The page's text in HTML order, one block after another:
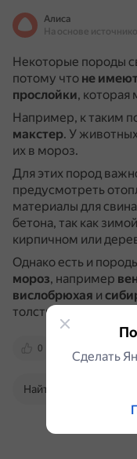
Алиса
Некоторые породы
потому что не
прослойки, которая
Например, к таким
макстер. У
их в мороз.
Для этих пород
предусмотреть
материалы для
бетона, так как
кирпичном или
Однако есть и
мороз, например
вислобрюхая и
толстый слой
0
Найти в Поиске
Сделать